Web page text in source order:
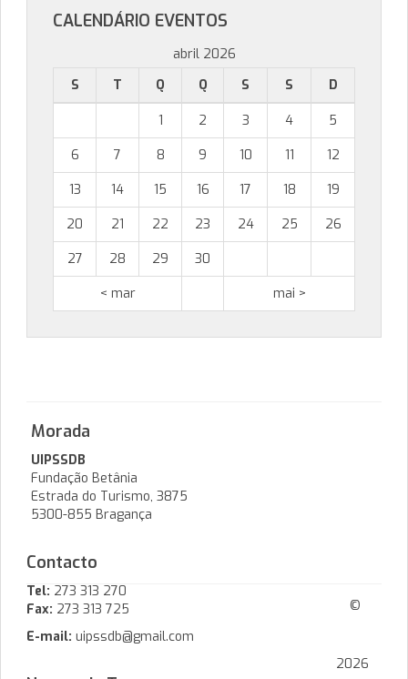
CALENDÁRIO EVENTOS
abril 2026
S
T Q Q S S D
1 2 3 4
5
6
7 8 9 10 11
12
13
14 15 16 17 18
19
20
21 22 23 24 25
26
27
28 29
30
< mar
mai >
Morada
UIPSSDB
Fundação Betânia
Estrada do Turismo, 3875
5300-855 Bragança
Contacto
Tel: 273 313 270
Fax: 273 313 725
E-mail: uipssdb@gmail.com
©
2026